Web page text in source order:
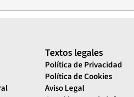
Textos legales
Política de Privacidad
Política de Cookies
Aviso Legal